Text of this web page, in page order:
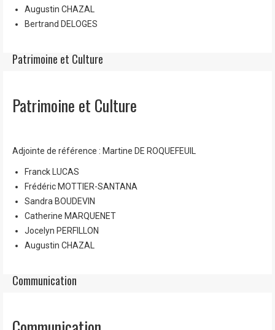
Augustin CHAZAL
Bertrand DELOGES
Patrimoine et Culture
Patrimoine et Culture
Adjointe de référence : Martine DE ROQUEFEUIL
Franck LUCAS
Frédéric MOTTIER-SANTANA
Sandra BOUDEVIN
Catherine MARQUENET
Jocelyn PERFILLON
Augustin CHAZAL
Communication